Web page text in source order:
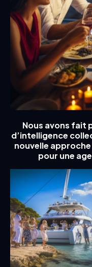
Nous avons fait
d’intelligence
nouvelle approche
pour une